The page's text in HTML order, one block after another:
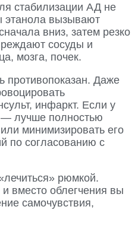
стабилизации АД не
этанола вызывают
вниз, затем резко
сосуды и
мозга, почек.
противопоказан. Даже
инфаркт. Если у
— лучше полностью
или минимизировать его
по согласованию с
рюмкой.
вместо облегчения вы
самочувствия,